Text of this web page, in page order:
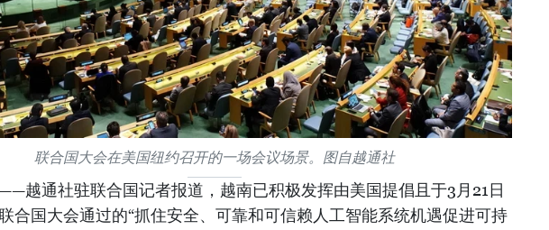
联合国大会在美国纽约召开的一场会议场景。图自越通社
越通社驻联合国记者报道，越南已积极发挥由美国提倡且于3月21日
合国大会通过的“抓住安全、可靠和可信赖人工智能系统机遇促进可持